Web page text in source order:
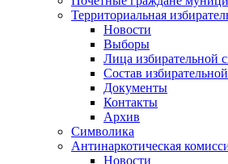
Территориальная
Новости
Выборы
Лица избирательной
Состав
Документы
Контакты
Архив
Символика
Антинаркотическая
Новости